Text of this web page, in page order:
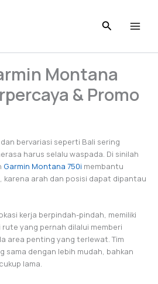
Montana
& Promo
bervariasi seperti Bali sering
harus selalu waspada. Di sinilah
Garmin Montana 750i membantu
karena arah dan posisi dapat dipantau
kerja berpindah-pindah, memiliki
yang pernah dilalui memberi
area penting yang terlewat. Tim
sama dengan lebih mudah, bahkan
lama.